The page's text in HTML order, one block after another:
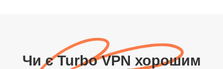
Чи є Turbo VPN хорошим